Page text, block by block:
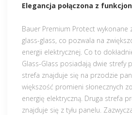
Elegancja połączona z
Bauer Premium Protect wykonane
glass-glass, co pozwala na
energii elektrycznej. Co to
Glass-Glass posiadają dwie strefy
strefa znajduje się na przodzie
większość promieni słonecznych
energię elektryczną. Druga strefa
znajduje się z tyłu panelu.